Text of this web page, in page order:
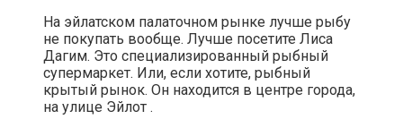
На эйлатском палаточном рынке лучше рыбу
не покупать вообще. Лучше посетите Лиса
Дагим. Это специализированный рыбный
супермаркет. Или, если хотите, рыбный
крытый рынок. Он находится в центре города,
на улице Эйлот .